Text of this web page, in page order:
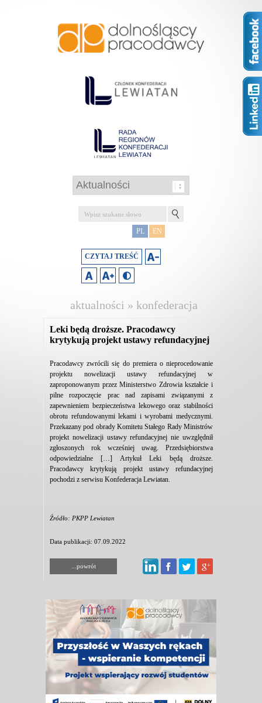
PL EN
CZYTAJ TREŚĆ
aktualności » konfederacja
Leki będą droższe. Pracodawcy
krytykują projekt ustawy refundacyjnej
Pracodawcy zwrócili się do premiera o nieprocedowanie
projektu nowelizacji ustawy refundacyjnej w
zaproponowanym przez Ministerstwo Zdrowia kształcie i
pilne rozpoczęcie prac nad zapisami związanymi z
zapewnieniem bezpieczeństwa lekowego oraz stabilności
obrotu refundowanymi lekami i wyrobami medycznymi.
Przekazany pod obrady Komitetu Stałego Rady Ministrów
projekt nowelizacji ustawy refundacyjnej nie uwzględnił
zgłoszonych rok wcześniej uwag. Przedsiębiorstwa
odpowiedzialne […] Artykuł Leki będą droższe.
Pracodawcy krytykują projekt ustawy refundacyjnej
pochodzi z serwisu Konfederacja Lewiatan.
Źródło: PKPP Lewiatan
Data publikacji: 07.09.2022
...powrót